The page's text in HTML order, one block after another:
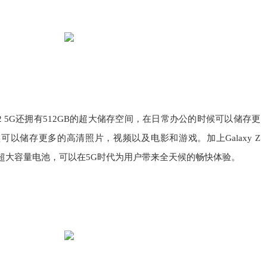
5G还拥有512GB的超大储存空间，在日常办公的时候可以储存更
以储存更多的高清照片，视频以及电影和游戏。加上Galaxy Z
大容量电池，可以在5G时代为用户带来全天候的畅快体验。